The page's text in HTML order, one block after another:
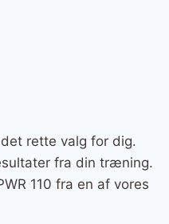
rette valg for dig.
fra din træning.
110 fra en af vores